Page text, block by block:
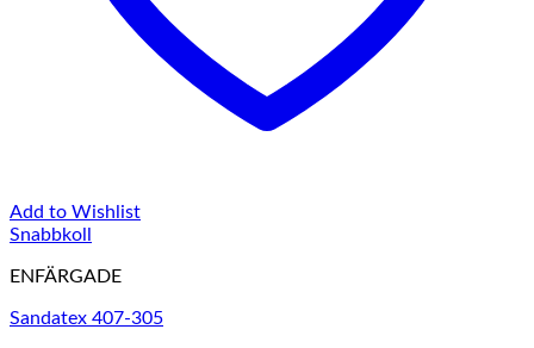
Add to Wishlist
Snabbkoll
ENFÄRGADE
Sandatex 407-305